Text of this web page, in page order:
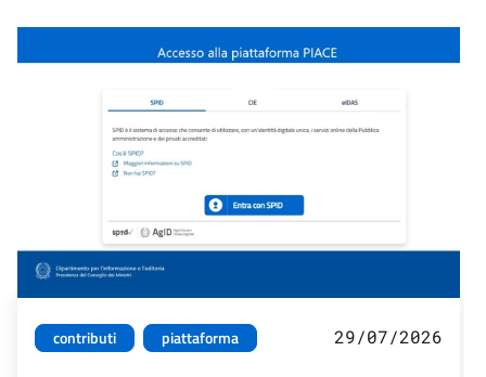
contributi piattaforma 29/07/2026